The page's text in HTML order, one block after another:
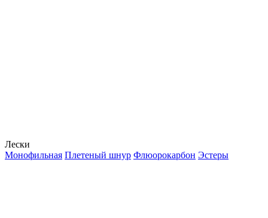
Лески
Монофильная Плетеный шнур Флюорокарбон Эстеры